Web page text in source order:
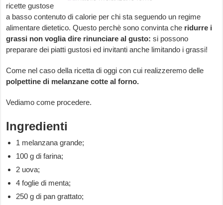
ricette gustose
a basso contenuto di calorie per chi sta seguendo un regime
alimentare dietetico. Questo perchè sono convinta che ridurre i
grassi non voglia dire rinunciare al gusto:si possono
preparare dei piatti gustosi ed invitanti anche limitando i grassi!
Come nel caso della ricetta di oggi con cui realizzeremo delle
polpettine di melanzane cotte al forno.
Vediamo come procedere.
Ingredienti
1 melanzana grande;
100 g di farina;
2 uova;
4 foglie di menta;
250 g di pan grattato;